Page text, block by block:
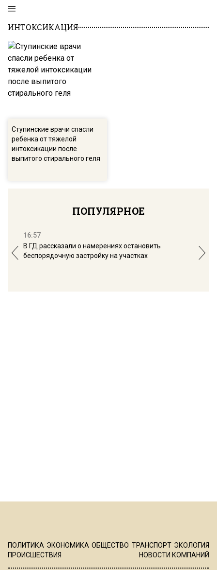
ИНТОКСИКАЦИЯ
Ступинские врачи спасли
ребенка от тяжелой
интоксикации после
выпитого стирального геля
ПОПУЛЯРНОЕ
16:57
В ГД рассказали о намерениях остановить
беспорядочную застройку на участках
ПОЛИТИКА ЭКОНОМИКА ОБЩЕСТВО ТРАНСПОРТ ЭКОЛОГИЯ
ПРОИСШЕСТВИЯ
НОВОСТИ КОМПАНИЙ